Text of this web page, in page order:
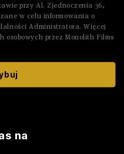
przy Al. Zjednoczenia 36,
w celu informowania o
Administratora. Więcej
przez Monolith Films
na